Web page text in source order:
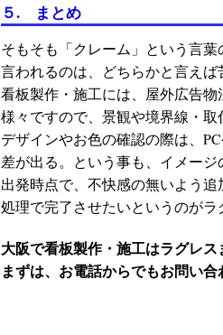
５. まとめ
そもそも「クレーム」という言
言われるのは、どちらかと言えば
看板製作・施工には、屋外広告
様々ですので、景観や境界線・取
デザインやお色の確認の際は、
差が出る。という事も、イメージ
出発時点で、不快感の無いよう追
処理で完了させたいというのがラ
大阪で看板製作・施工はラグレス
まずは、お電話からでもお問い合